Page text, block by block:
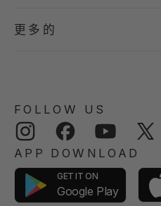
更多的
FOLLOW US
Instagram Facebook YouTube
APP DOWNLOAD
GET IT ON
Google Play